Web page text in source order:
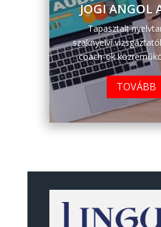
JOGI ANGOL
Tapasztalt
szaknyelvi
coach-ok
TOVÁBB